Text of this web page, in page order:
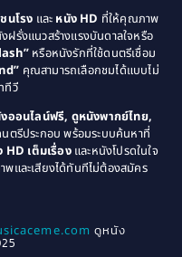
นวัย(1)
(3)
(289)
1978
1975
1970
1968
1963
นโรง และ หนัง HD ที่ให้คุณภาพ
ฝรั่งแนวสร้างแรงบันดาลใจหรือ
หรือหนังรักที่ใช้ดนตรีเชื่อม
คุณสามารถเลือกชมได้แบบไม่
ทีวี
ออนไลน์ฟรี, ดูหนังพากย์ไทย,
ตรีประกอบ พร้อมระบบค้นหาที่
HD เต็มเรื่องและหนังโปรดในใจ
และเสียงได้ทันทีไม่ต้องสมัคร
ดูหนัง